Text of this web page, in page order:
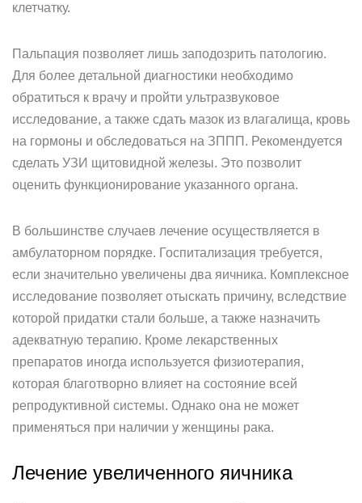
клетчатку.
Пальпация позволяет лишь заподозрить патологию.
Для более детальной диагностики необходимо
обратиться к врачу и пройти ультразвуковое
исследование, а также сдать мазок из влагалища, кровь
на гормоны и обследоваться на ЗППП. Рекомендуется
сделать УЗИ щитовидной железы. Это позволит
оценить функционирование указанного органа.
В большинстве случаев лечение осуществляется в
амбулаторном порядке. Госпитализация требуется,
если значительно увеличены два яичника. Комплексное
исследование позволяет отыскать причину, вследствие
которой придатки стали больше, а также назначить
адекватную терапию. Кроме лекарственных
препаратов иногда используется физиотерапия,
которая благотворно влияет на состояние всей
репродуктивной системы. Однако она не может
применяться при наличии у женщины рака.
Лечение увеличенного яичника